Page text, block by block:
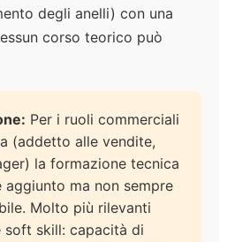
degli anelli) con una
corso teorico può
Per i ruoli commerciali
(addetto alle vendite,
la formazione tecnica
aggiunto ma non sempre
Molto più rilevanti
soft skill: capacità di